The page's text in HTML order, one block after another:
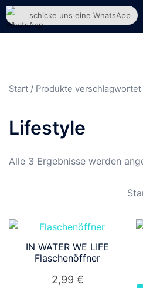
Zum
Inhalt
Start / Produkte verschlagwortet
Lifestyle
Alle 3 Ergebnisse werden
IN WATER WE LIFE
Flaschenöffner
2,99 €
schicke uns eine WhatsApp